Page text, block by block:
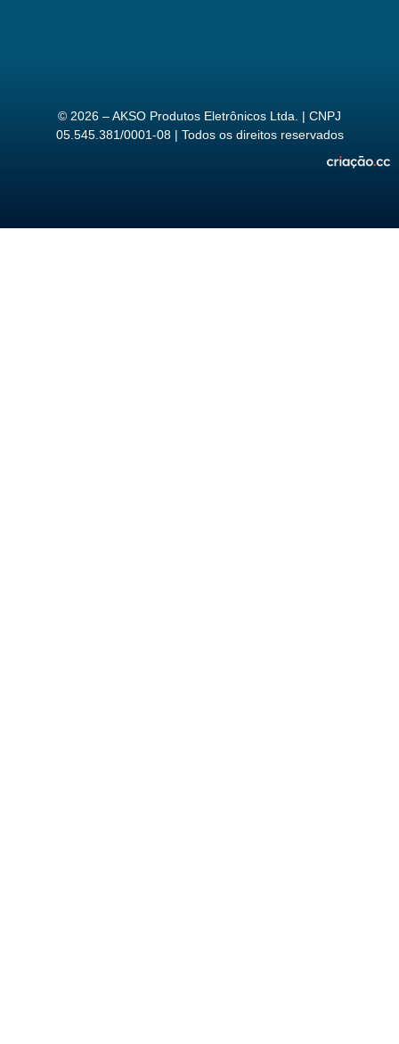
© 2026 – AKSO Produtos Eletrônicos Ltda. | CNPJ
05.545.381/0001-08 | Todos os direitos reservados